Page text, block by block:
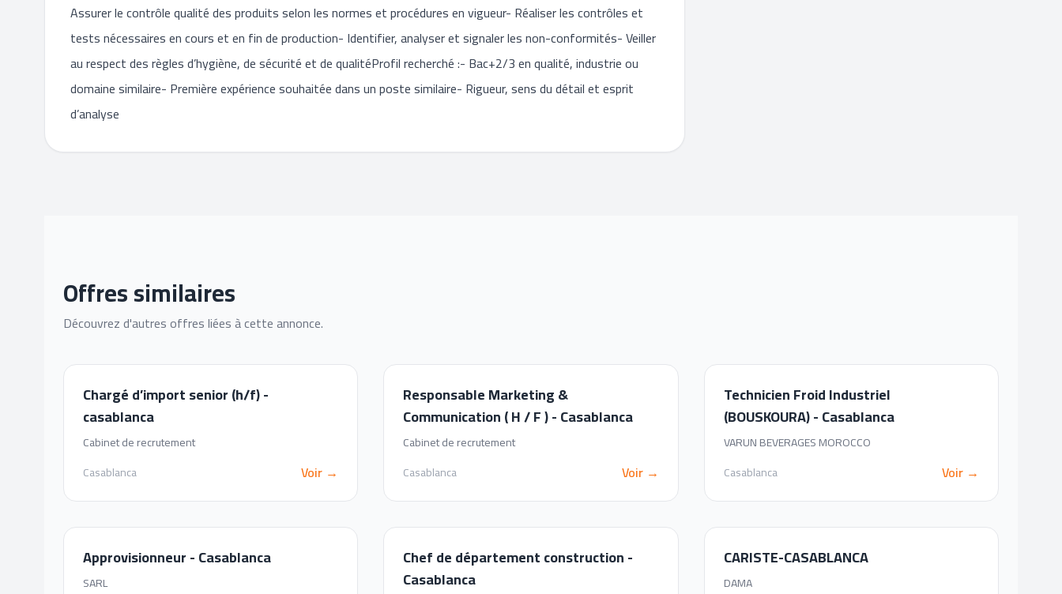
Assurer le contrôle qualité des produits selon les normes et procédures en vigueur- Réaliser les contrôles et
tests nécessaires en cours et en fin de production- Identifier, analyser et signaler les non-conformités- Veiller
au respect des règles d’hygiène, de sécurité et de qualitéProfil recherché :- Bac+2/3 en qualité, industrie ou
domaine similaire- Première expérience souhaitée dans un poste similaire- Rigueur, sens du détail et esprit
d’analyse
Offres similaires
Découvrez d'autres offres liées à cette annonce.
Chargé d’import senior (h/f) -
casablanca
Cabinet de recrutement
Casablanca
Voir →
Responsable Marketing &
Communication ( H / F ) - Casablanca
Cabinet de recrutement
Casablanca
Voir →
Technicien Froid Industriel
(BOUSKOURA) - Casablanca
VARUN BEVERAGES MOROCCO
Casablanca
Voir →
Approvisionneur - Casablanca
SARL
Chef de département construction -
Casablanca
CARISTE-CASABLANCA
DAMA